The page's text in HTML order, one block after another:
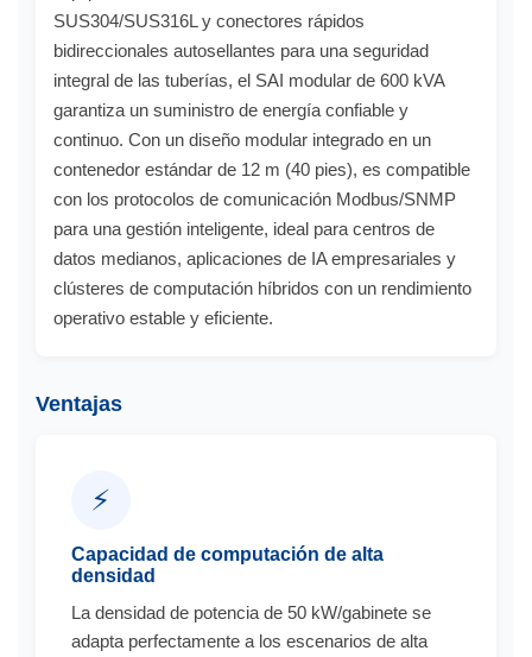
SUS304/SUS316L y conectores rápidos
bidireccionales autosellantes para una seguridad
integral de las tuberías, el SAI modular de 600 kVA
garantiza un suministro de energía confiable y
continuo. Con un diseño modular integrado en un
contenedor estándar de 12 m (40 pies), es compatible
con los protocolos de comunicación Modbus/SNMP
para una gestión inteligente, ideal para centros de
datos medianos, aplicaciones de IA empresariales y
clústeres de computación híbridos con un rendimiento
operativo estable y eficiente.
Ventajas
⚡
Capacidad de computación de alta
densidad
La densidad de potencia de 50 kW/gabinete se
adapta perfectamente a los escenarios de alta